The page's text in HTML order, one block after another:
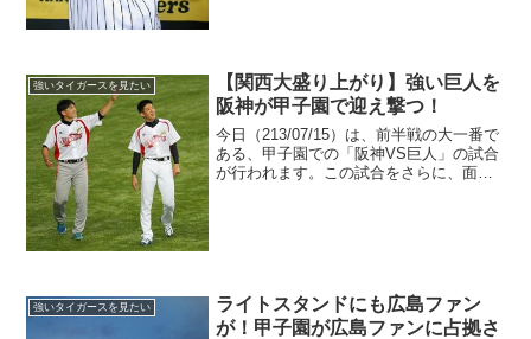
強いタイガースを見たい
【関西大盛り上がり】強い巨人を
阪神が甲子園で迎え撃つ！
今日（213/07/15）は、前半戦の大一番で
ある、甲子園での「阪神VS巨人」の試合
が行われます。この試合をさらに、面白
強いタイガースを見たい
ライトスタンドにも広島ファン
が！甲子園が広島ファンに占拠さ